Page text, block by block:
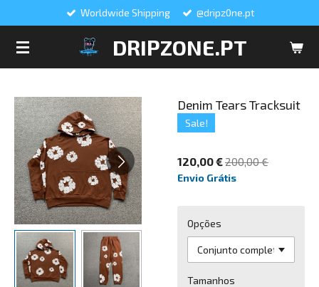
DRIPZONE.PT
Worldwide Shipping @dripz0ne.pt
Denim Tears Tracksuit
Sale!
120,00 €200,00 €
Envio Grátis
Opções
Tamanhos